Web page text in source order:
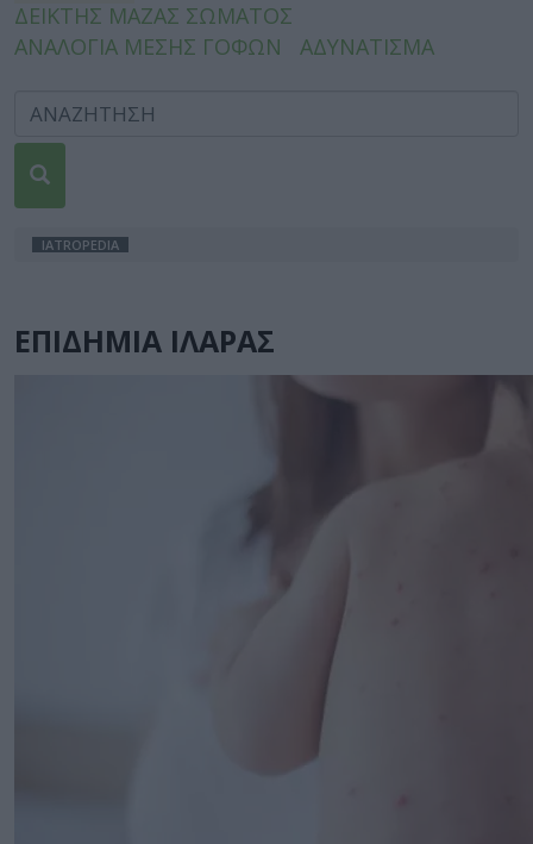
ΔΕΙΚΤΗΣ ΜΑΖΑΣ ΣΩΜΑΤΟΣ
ΑΝΑΛΟΓΙΑ ΜΕΣΗΣ ΓΟΦΩΝ
ΑΔΥΝΑΤΙΣΜΑ
IATROPEDIA
ΕΠΙΔΗΜΙΑ ΙΛΑΡΑΣ